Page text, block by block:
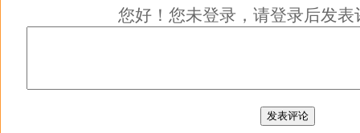
您好！您未登录，请登录后发